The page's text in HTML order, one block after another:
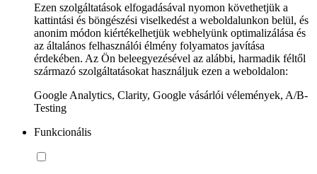
Ezen szolgáltatások elfogadásával nyomon követhetjük a
kattintási és böngészési viselkedést a weboldalunkon belül, és
anonim módon kiértékelhetjük webhelyünk optimalizálása és
az általános felhasználói élmény folyamatos javítása
érdekében. Az Ön beleegyezésével az alábbi, harmadik féltől
származó szolgáltatásokat használjuk ezen a weboldalon:
Google Analytics, Clarity, Google vásárlói vélemények, A/B-
Testing
Funkcionális